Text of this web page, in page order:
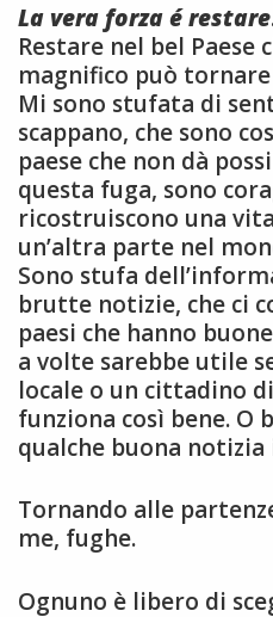
La vera forza é restare
Restare nel bel Paese
magnifico può tornare
Mi sono stufata di
scappano, che sono
paese che non dà
questa fuga, sono
ricostruiscono una
un’altra parte nel
Sono stufa
brutte notizie, che ci
paesi che hanno
a volte sarebbe utile
locale o un cittadino
funziona così bene. O
qualche buona
Tornando alle
me, fughe.
Ognuno è libero di